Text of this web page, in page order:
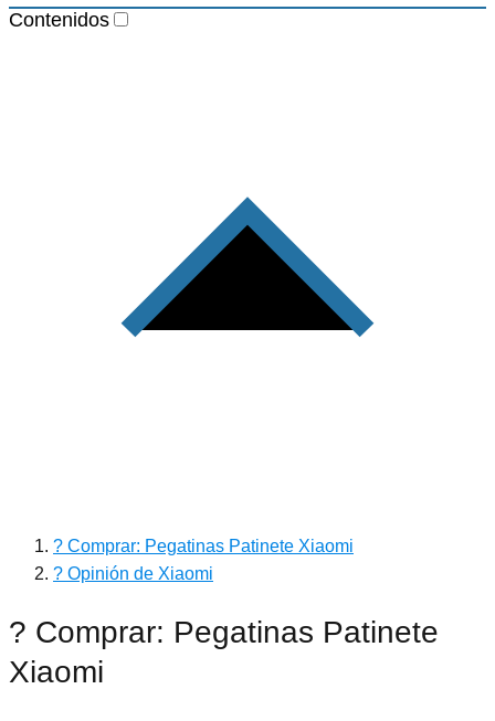
Contenidos
? Comprar: Pegatinas Patinete Xiaomi
? Opinión de Xiaomi
? Comprar: Pegatinas Patinete
Xiaomi